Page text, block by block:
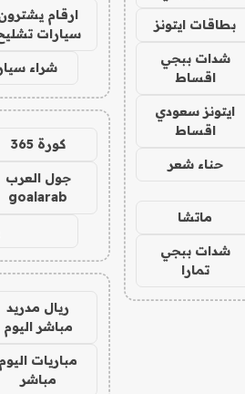
بطاقات ايتونز
شدات ببجي
اقساط
ايتونز سعودي
اقساط
حناء شعر
ماتشا
شدات ببجي
تمارا
ارقام
سيارات
شراء
كورة 365
جول العرب
goalarab
ريال مدريد
مباشر اليوم
مباريات اليوم
مباشر